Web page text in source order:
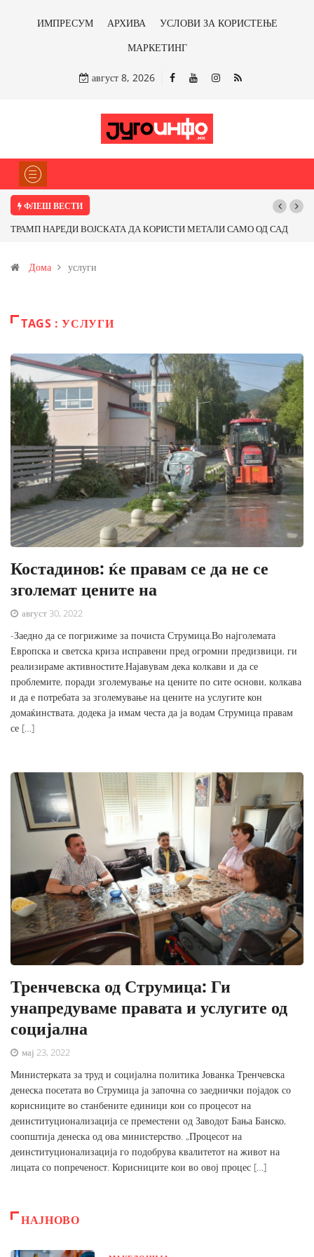
ИМПРЕСУМ АРХИВА
УСЛОВИ ЗА КОРИСТЕЊЕ
МАРКЕТИНГ
август 8, 2026
ФЛЕШ ВЕСТИ
ВОЈСКАТА ДА КОРИСТИ МЕТАЛИ САМО ОД САД
со антимонот?
Почнува
Дома услуги
TAGS : УСЛУГИ
Костадинов: ќе правам се да не се
зголемат цените на
август 30, 2022
-Заедно да се погрижиме за почиста Струмица.Во најголемата
Европска и светска криза исправени пред огромни предизвици, ги
реализираме активностите.Најавувам дека колкави и да се
проблемите, поради зголемување на цените по сите основи, колкава
и да е потребата за зголемување на цените на услугите кон
домаќинствата, додека ја имам честа да ја водам Струмица правам
се […]
Тренчевска од Струмица: Ги
унапредуваме правата и услугите од
социјална
мај 23, 2022
Министерката за труд и социјална политика Јованка Тренчевска
денеска посетата во Струмица ја започна со заеднички појадок со
корисниците во станбените единици кои со процесот на
деинституционализација се преместени од Заводот Бања Банско,
соопштија денеска од ова министерство. „Процесот на
деинституционализација го подобрува квалитетот на живот на
лицата со попреченост. Корисниците кои во овој процес […]
НАЈНОВО